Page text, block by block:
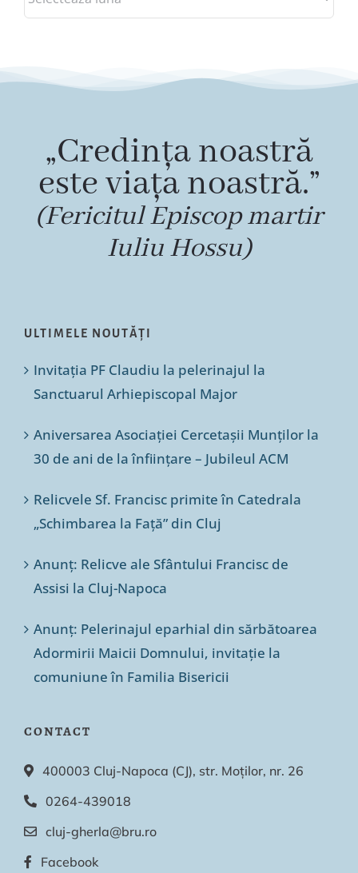
„Credința noastră
este viața noastră.”
(Fericitul Episcop martir
Iuliu Hossu)
ULTIMELE NOUTĂȚI
Invitația PF Claudiu la pelerinajul la
Sanctuarul Arhiepiscopal Major
Aniversarea Asociației Cercetașii Munților la
30 de ani de la înființare – Jubileul ACM
Relicvele Sf. Francisc primite în Catedrala
„Schimbarea la Față” din Cluj
Anunț: Relicve ale Sfântului Francisc de
Assisi la Cluj-Napoca
Anunț: Pelerinajul eparhial din sărbătoarea
Adormirii Maicii Domnului, invitație la
comuniune în Familia Bisericii
CONTACT
400003 Cluj-Napoca (CJ), str. Moților, nr. 26
0264-439018
cluj-gherla@bru.ro
Facebook